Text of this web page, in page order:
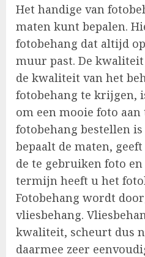
Het handige van
maten kunt bepalen.
fotobehang dat altijd
muur past. De
de kwaliteit van het
fotobehang te krijgen,
om een mooie foto
fotobehang bestellen
bepaalt de maten,
de te gebruiken foto
termijn heeft u het
Fotobehang wordt
vliesbehang.
kwaliteit, scheurt dus
daarmee zeer